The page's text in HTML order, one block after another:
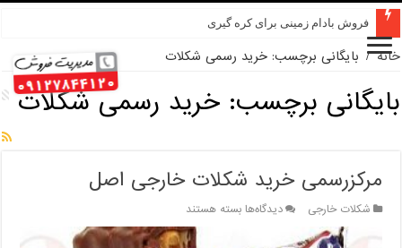
فروش بادام زمینی برای کره گیری
خانه / بایگانی برچسب: خرید رسمی شکلات
بایگانی برچسب:خرید رسمی شکلات
مرکزرسمی خرید شکلات خارجی اصل
شکلات خارجی دیدگاه‌هابرای
بسته هستند